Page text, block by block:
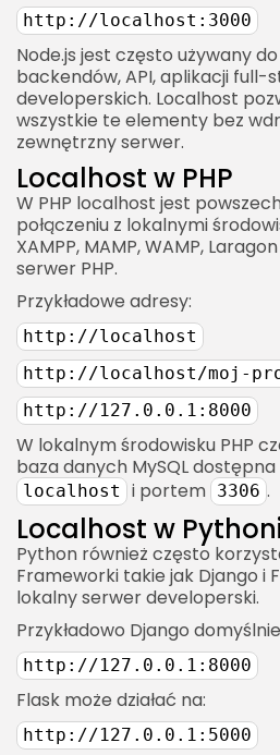
http://localhost:3000
Node.js jest często używany
backendów, API, aplikacji full-
developerskich. Localhost
wszystkie te elementy bez
zewnętrzny serwer.
Localhost w PHP
W PHP localhost jest
połączeniu z lokalnymi
XAMPP, MAMP, WAMP,
serwer PHP.
Przykładowe adresy:
http://localhost
http://localhost/moj-
http://127.0.0.1:8000
W lokalnym środowisku PHP
baza danych MySQL
localhost i portem 3306 .
Localhost w
Python również często
Frameworki takie jak Django i
lokalny serwer developerski.
Przykładowo Django
http://127.0.0.1:8000
Flask może działać na:
http://127.0.0.1:5000